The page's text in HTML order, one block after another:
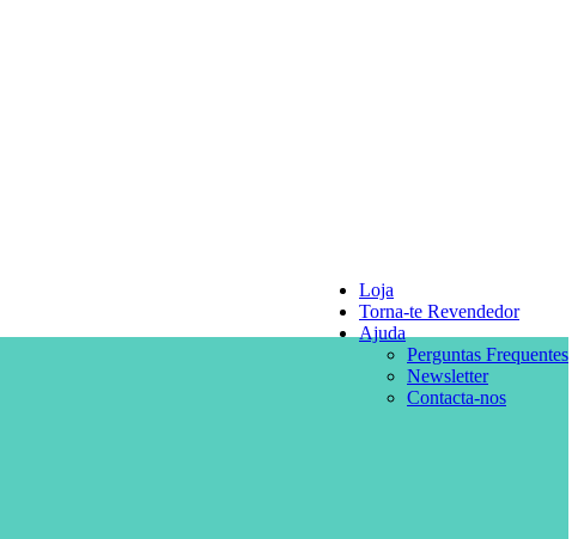
Loja
Torna-te Revendedor
Ajuda
Perguntas Frequentes
Newsletter
Contacta-nos